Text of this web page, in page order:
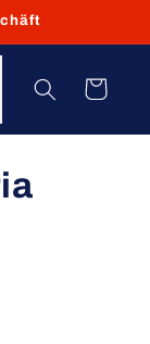
Warenkorb